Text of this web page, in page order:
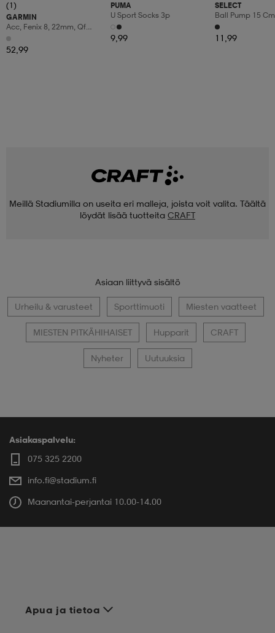
(1)
GARMIN
Acc, Fenix 8, 22mm, Qf
Blk/pebble Gry Silicone
Band
52,99
PUMA
U Sport Socks 3p
9,99
SELECT
Ball Pump 15
Hose
11,99
Meillä Stadiumilla on useita eri malleja, joista voit valita. Täältä
löydät lisää tuotteita CRAFT
Asiaan liittyvä sisältö
Urheilu & varusteet Sporttimuoti Miesten vaatteet
MIESTEN PITKÄHIHAISET Hupparit CRAFT
Nyheter Uutuuksia
Asiakaspalvelu:
075 325 2200
info.fi@stadium.fi
Maanantai-perjantai 10.00-14.00
Apua ja tietoa